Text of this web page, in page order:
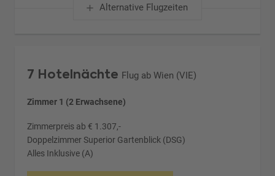
Alternative Flugzeiten
7 Hotelnächte Flug ab Wien (VIE)
Zimmer 1 (2 Erwachsene)
Zimmerpreis ab € 1.307,-
Doppelzimmer Superior Gartenblick (DSG)
Alles Inklusive (A)